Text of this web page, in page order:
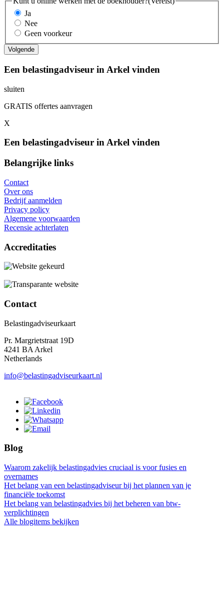
Ja
Nee
Geen voorkeur
Een belastingadviseur in Arkel vinden
sluiten
GRATIS offertes aanvragen
X
Een belastingadviseur in Arkel vinden
Belangrijke links
Contact
Over ons
Bedrijf aanmelden
Privacy policy
Algemene voorwaarden
Recensie achterlaten
Accreditaties
Contact
Belastingadviseurkaart
Pr. Margrietstraat 19D
4241 BA Arkel
Netherlands
info@belastingadviseurkaart.nl
Blog
Waarom zakelijk belastingadvies cruciaal is voor fusies en
overnames
Het belang van een belastingadviseur bij het plannen van je
financiële toekomst
Het belang van belastingadvies bij het beheren van btw-
verplichtingen
Alle blogitems bekijken